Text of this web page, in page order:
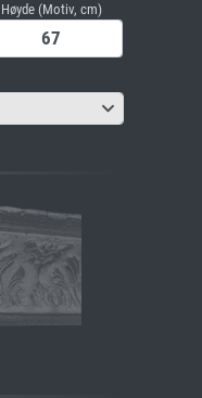
Høyde (Motiv, cm)